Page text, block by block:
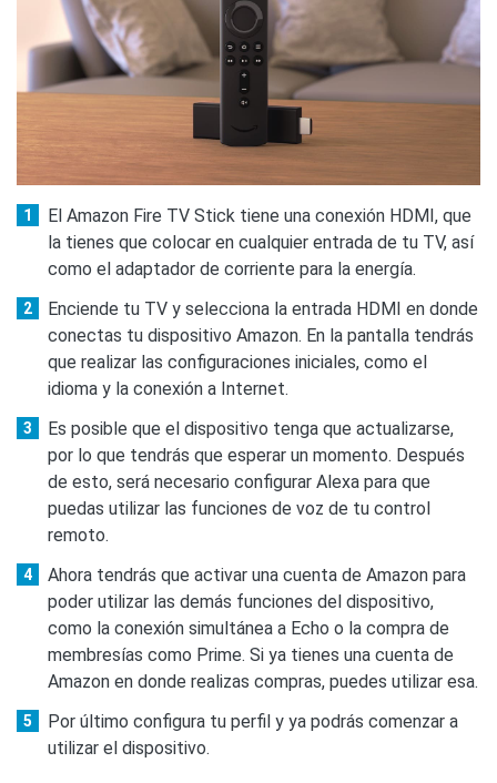
El Amazon Fire TV Stick tiene una conexión HDMI, que
la tienes que colocar en cualquier entrada de tu TV, así
como el adaptador de corriente para la energía.
Enciende tu TV y selecciona la entrada HDMI en donde
conectas tu dispositivo Amazon. En la pantalla tendrás
que realizar las configuraciones iniciales, como el
idioma y la conexión a Internet.
Es posible que el dispositivo tenga que actualizarse,
por lo que tendrás que esperar un momento. Después
de esto, será necesario configurar Alexa para que
puedas utilizar las funciones de voz de tu control
remoto.
Ahora tendrás que activar una cuenta de Amazon para
poder utilizar las demás funciones del dispositivo,
como la conexión simultánea a Echo o la compra de
membresías como Prime. Si ya tienes una cuenta de
Amazon en donde realizas compras, puedes utilizar esa.
Por último configura tu perfil y ya podrás comenzar a
utilizar el dispositivo.